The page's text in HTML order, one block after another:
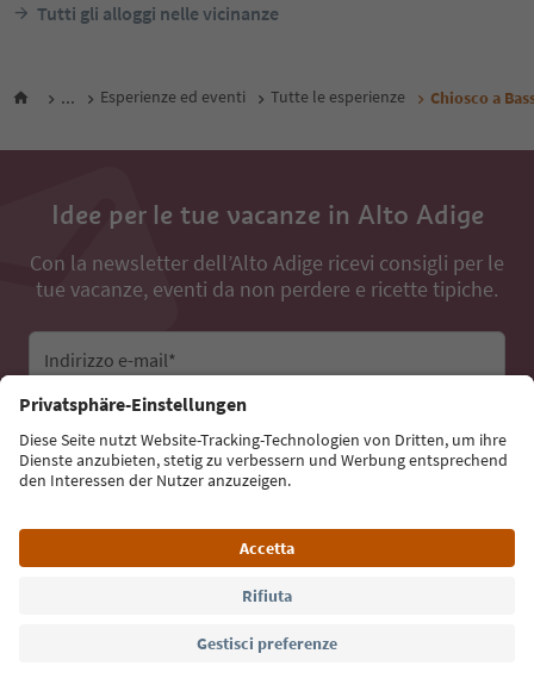
Tutti gli alloggi nelle vicinanze
... Esperienze ed eventi Tutte le esperienze Chiosco a
Idee per le tue vacanze in Alto Adige
Con la newsletter dell’Alto Adige ricevi consigli per le
tue vacanze, eventi da non perdere e ricette tipiche.
Indirizzo e-mail*
Iscriviti alla newsletter